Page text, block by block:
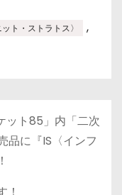
ト・ストラトス〉 ,
ット85」内「二次
品に『IS〈インフ